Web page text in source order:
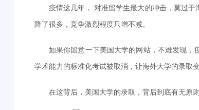
疫情这几年， 对准留学生最大的冲击，莫过
降了很多，竞争激烈程度只增不减。
如果你留意一下美国大学的网站，不难发现
学术能力的标准化考试被取消，让海外大学的录取变
在这背后，美国大学的录取，背后到底有无原